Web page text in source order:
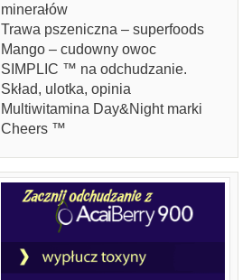
minerałów
Trawa pszeniczna – superfoods
Mango – cudowny owoc
SIMPLIC ™ na odchudzanie.
Skład, ulotka, opinia
Multiwitamina Day&Night marki
Cheers ™